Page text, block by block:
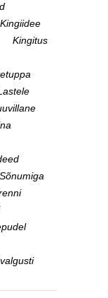
Kingiidee
Kingitus
Sõnumiga